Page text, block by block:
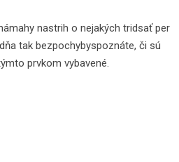
nastrih o nejakých tridsať per
tak bezpochybyspoznáte, či sú
prvkom vybavené.